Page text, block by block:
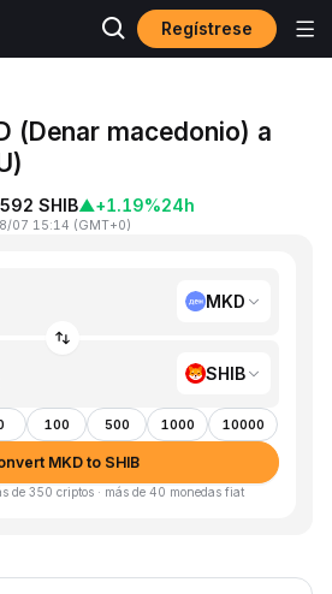
Regístrese
(Denar macedonio) a
SHIB▲+1.19%24h
07 15:14 (GMT+0)
MKD
SHIB
100 500 1000 10000
MKD to SHIB
de 350 criptos · más de 40 monedas fiat